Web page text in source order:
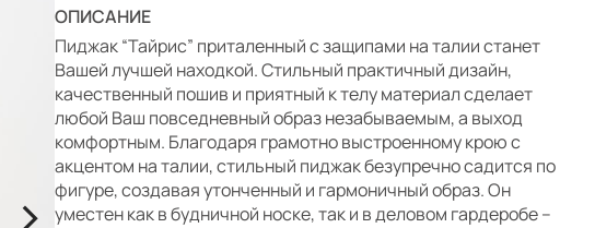
ОПИСАНИЕ
Пиджак “Тайрис” приталенный с защипами на талии станет
Вашей лучшей находкой. Стильный практичный дизайн,
качественный пошив и приятный к телу материал сделает
любой Ваш повседневный образ незабываемым, а выход
комфортным. Благодаря грамотно выстроенному крою с
акцентом на талии, стильный пиджак безупречно садится по
фигуре, создавая утонченный и гармоничный образ. Он
уместен как в будничной носке, так и в деловом гардеробе –